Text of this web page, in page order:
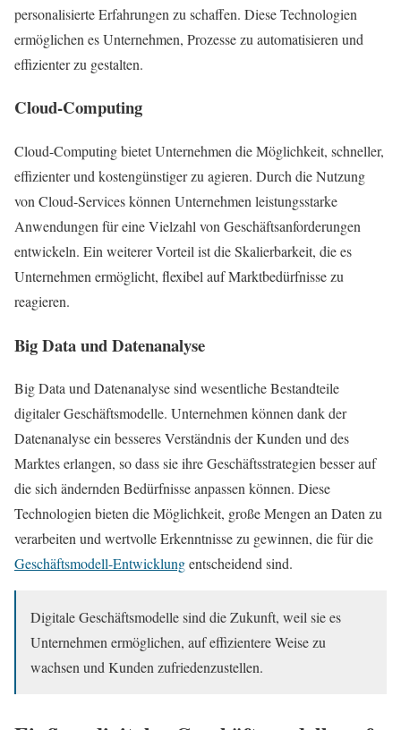
personalisierte Erfahrungen zu schaffen. Diese Technologien
ermöglichen es Unternehmen, Prozesse zu automatisieren und
effizienter zu gestalten.
Cloud-Computing
Cloud-Computing bietet Unternehmen die Möglichkeit, schneller,
effizienter und kostengünstiger zu agieren. Durch die Nutzung
von Cloud-Services können Unternehmen leistungsstarke
Anwendungen für eine Vielzahl von Geschäftsanforderungen
entwickeln. Ein weiterer Vorteil ist die Skalierbarkeit, die es
Unternehmen ermöglicht, flexibel auf Marktbedürfnisse zu
reagieren.
Big Data und Datenanalyse
Big Data und Datenanalyse sind wesentliche Bestandteile
digitaler Geschäftsmodelle. Unternehmen können dank der
Datenanalyse ein besseres Verständnis der Kunden und des
Marktes erlangen, so dass sie ihre Geschäftsstrategien besser auf
die sich ändernden Bedürfnisse anpassen können. Diese
Technologien bieten die Möglichkeit, große Mengen an Daten zu
verarbeiten und wertvolle Erkenntnisse zu gewinnen, die für die
Geschäftsmodell-Entwicklungentscheidend sind.
Digitale Geschäftsmodelle sind die Zukunft, weil sie es
Unternehmen ermöglichen, auf effizientere Weise zu
wachsen und Kunden zufriedenzustellen.